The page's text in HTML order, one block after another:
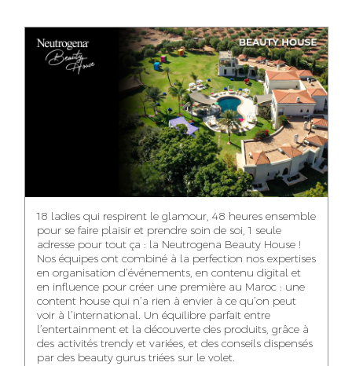
GHITA EL ARABI
EZZAKI SALMA
ACCOUNT
MANAGER
ANASS ELRHAZI
EDITORIAL
MANAGER AND
CONTENT
YAHYA LOULIDI
MEDIA RELATIONS
MANAGER
NIAMA EL YOSSRI
DIGITAL MANAGER
WA-IL ZRYOUIL
PUBLIC RELATIONS
CONSULTANT
NOUREDDINE
SAMADI
ART DIRECTOR
MOHAMED
LEHMOUM
ART DIRECTOR
18 ladies qui respirent le glamour, 48 heures ensemble
pour se faire plaisir et prendre soin de soi, 1 seule
adresse pour tout ça : la Neutrogena Beauty House !
Nos équipes ont combiné à la perfection nos expertises
en organisation d’événements, en contenu digital et
en influence pour créer une première au Maroc : une
content house qui n’a rien à envier à ce qu’on peut
voir à l’international. Un équilibre parfait entre
l’entertainment et la découverte des produits, grâce à
des activités trendy et variées, et des conseils dispensés
par des beauty gurus triées sur le volet.